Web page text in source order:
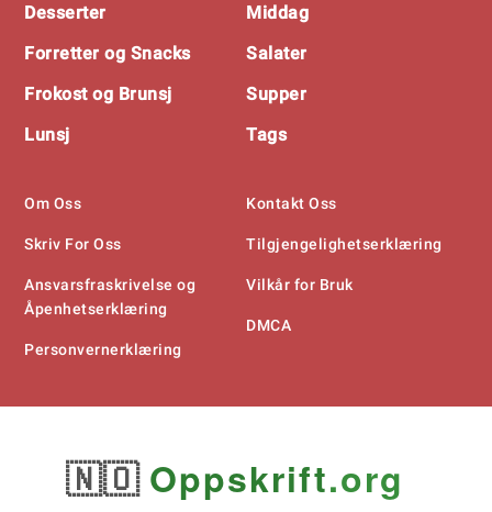
Desserter
Forretter og Snacks
Frokost og Brunsj
Lunsj
Middag
Salater
Supper
Tags
Om Oss
Skriv For Oss
Ansvarsfraskrivelse og
Åpenhetserklæring
Personvernerklæring
Kontakt Oss
Tilgjengelighetserklæring
Vilkår for Bruk
DMCA
🇳🇴Oppskrift.org